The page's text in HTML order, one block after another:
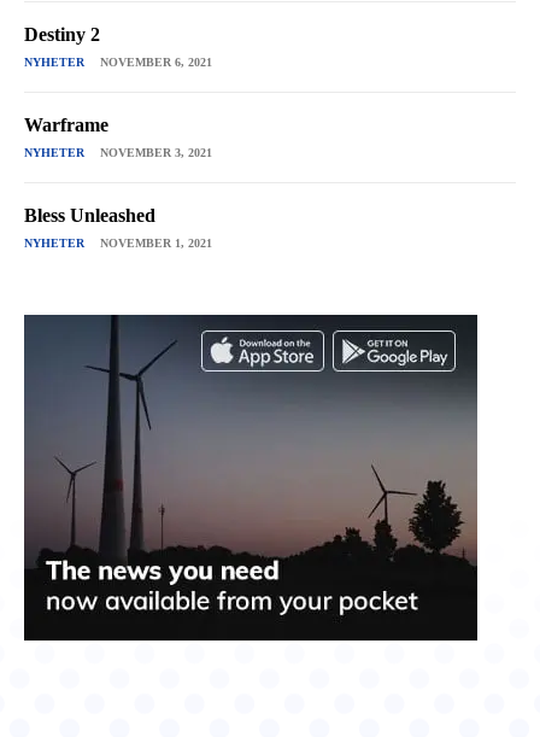
Destiny 2
NYHETER NOVEMBER 6, 2021
Warframe
NYHETER NOVEMBER 3, 2021
Bless Unleashed
NYHETER NOVEMBER 1, 2021